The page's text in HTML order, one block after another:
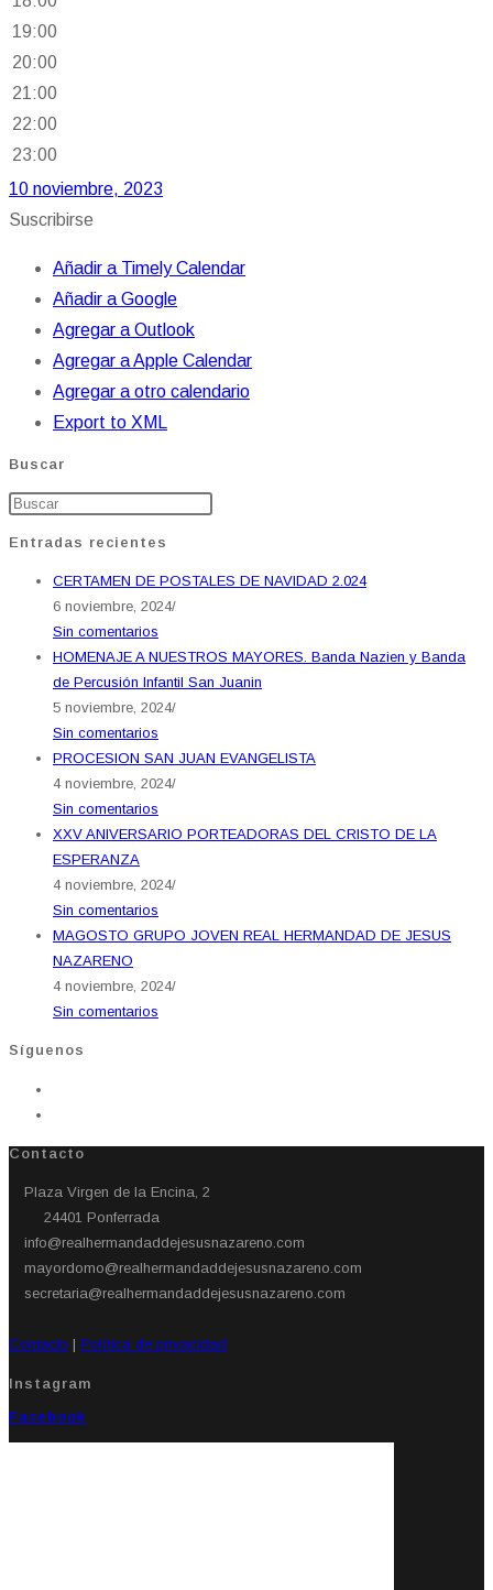
19:00
20:00
21:00
22:00
23:00
10 noviembre, 2023
Suscribirse
Añadir a Timely Calendar
Añadir a Google
Agregar a Outlook
Agregar a Apple Calendar
Agregar a otro calendario
Export to XML
Buscar
Entradas recientes
CERTAMEN DE POSTALES DE NAVIDAD 2.024
6 noviembre, 2024/
Sin comentarios
HOMENAJE A NUESTROS MAYORES. Banda Nazien y Banda
de Percusión Infantil San Juanin
5 noviembre, 2024/
Sin comentarios
PROCESION SAN JUAN EVANGELISTA
4 noviembre, 2024/
Sin comentarios
XXV ANIVERSARIO PORTEADORAS DEL CRISTO DE LA
ESPERANZA
4 noviembre, 2024/
Sin comentarios
MAGOSTO GRUPO JOVEN REAL HERMANDAD DE JESUS
NAZARENO
4 noviembre, 2024/
Sin comentarios
Síguenos
Contacto
Plaza Virgen de la Encina, 2
24401 Ponferrada​
info@realhermandaddejesusnazareno.com
mayordomo@realhermandaddejesusnazareno.com
secretaria@realhermandaddejesusnazareno.com
Contacto | Política de privacidad
Instagram
Facebook